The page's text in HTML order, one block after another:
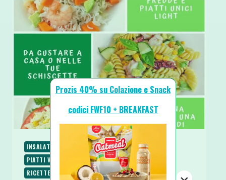
INSALATE PIATTI FREDDI
PIATTI UNICI
PIATTI VELOCI
RACCOLTE & GUIDE
RICETTE
RICETTE BASE
RICETTE LOW CARB
Prozis 40% su Colazione e Snack
codici FWF10 + BREAKFAST